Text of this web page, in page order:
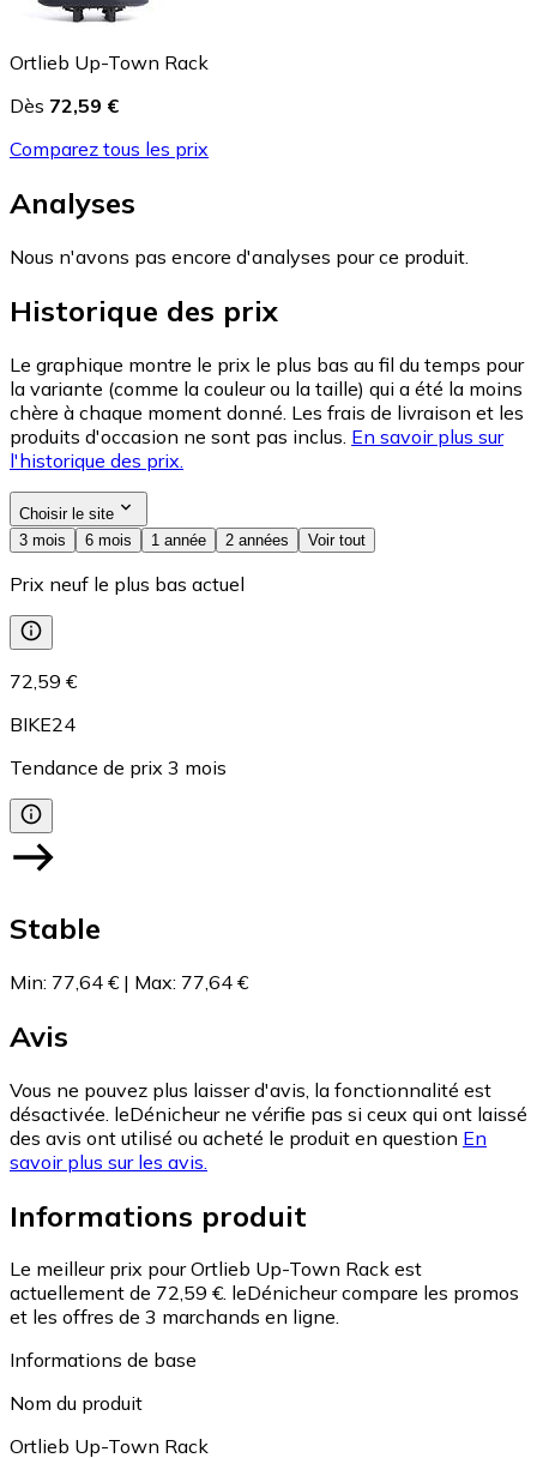
Ortlieb Up-Town Rack
Dès 72,59 €
Comparez tous les prix
Analyses
Nous n'avons pas encore d'analyses pour ce produit.
Historique des prix
Le graphique montre le prix le plus bas au fil du temps pour
la variante (comme la couleur ou la taille) qui a été la moins
chère à chaque moment donné. Les frais de livraison et les
produits d'occasion ne sont pas inclus. En savoir plus sur
l'historique des prix.
Choisir le site
3 mois
6 mois 1 année 2 années Voir tout
Prix neuf le plus bas actuel
72,59 €
BIKE24
Tendance de prix 3 mois
Stable
Min: 77,64 € | Max: 77,64 €
Avis
Vous ne pouvez plus laisser d'avis, la fonctionnalité est
désactivée. leDénicheur ne vérifie pas si ceux qui ont laissé
des avis ont utilisé ou acheté le produit en question En
savoir plus sur les avis.
Informations produit
Le meilleur prix pour Ortlieb Up-Town Rack est
actuellement de 72,59 €. leDénicheur compare les promos
et les offres de 3 marchands en ligne.
Informations de base
Nom du produit
Ortlieb Up-Town Rack